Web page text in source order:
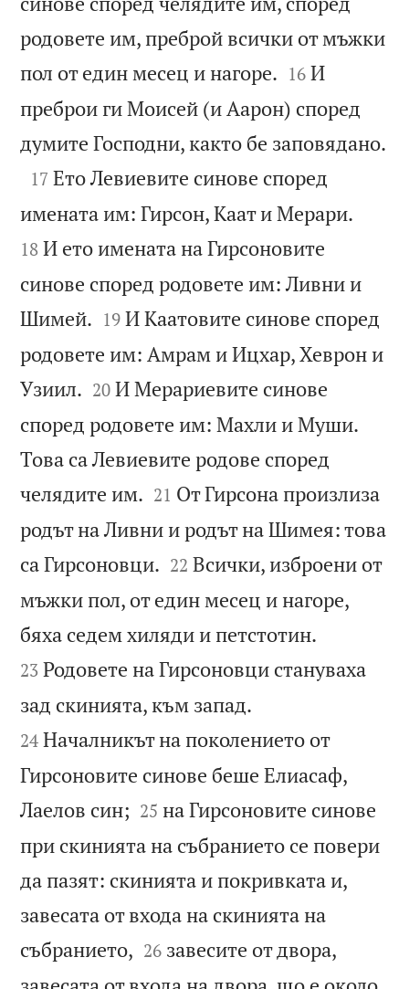
родовете им, преброй всички от мъжки
пол от един месец и нагоре. 

16 И
преброи ги Моисей (и Аарон) според
думите Господни, както бе заповядано.

17 Ето Левиевите синове според
имената им: Гирсон, Каат и Мерари.
18 И ето имената на Гирсоновите
синове според родовете им: Ливни и
Шимей. 

19 И Каатовите синове според
родовете им: Амрам и Ицхар, Хеврон и
Узиил. 

20 И Мерариевите синове
според родовете им: Махли и Муши.
Това са Левиевите родове според
челядите им. 

21 От Гирсона произлиза
родът на Ливни и родът на Шимея: това
са Гирсоновци. 

22 Всички, изброени от
мъжки пол, от един месец и нагоре,
бяха седем хиляди и петстотин.
23 Родовете на Гирсоновци стануваха
зад скинията, към запад.
24 Началникът на поколението от
Гирсоновите синове беше Елиасаф,
Лаелов син; 

25 на Гирсоновите синове
при скинията на събранието се повери
да пазят: скинията и покривката и,
завесата от входа на скинията на
събранието, 

26 завесите от двора,